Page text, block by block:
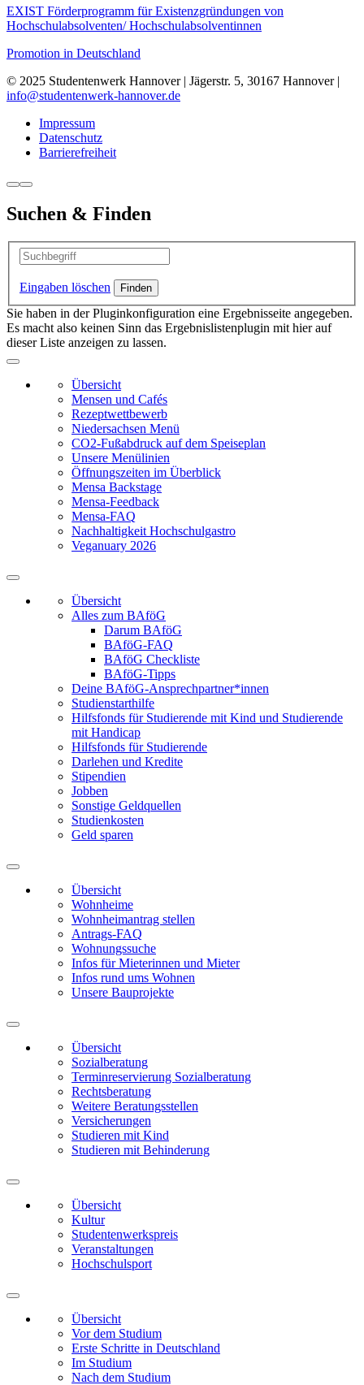
EXIST Förderprogramm für Existenzgründungen von
Hochschulabsolventen/ Hochschulabsolventinnen
Promotion in Deutschland
© 2025 Studentenwerk Hannover | Jägerstr. 5, 30167 Hannover |
info@studentenwerk-hannover.de
Impressum
Datenschutz
Barrierefreiheit
Suchen & Finden
Eingaben löschen
Sie haben in der Pluginkonfiguration eine Ergebnisseite angegeben.
Es macht also keinen Sinn das Ergebnislistenplugin mit hier auf
dieser Liste anzeigen zu lassen.
Übersicht
Mensen und Cafés
Rezeptwettbewerb
Niedersachsen Menü
CO2-Fußabdruck auf dem Speiseplan
Unsere Menülinien
Öffnungszeiten im Überblick
Mensa Backstage
Mensa-Feedback
Mensa-FAQ
Nachhaltigkeit Hochschulgastro
Veganuary 2026
Übersicht
Alles zum BAföG
Darum BAföG
BAföG-FAQ
BAföG Checkliste
BAföG-Tipps
Deine BAföG-Ansprechpartner*innen
Studienstarthilfe
Hilfsfonds für Studierende mit Kind und Studierende
mit Handicap
Hilfsfonds für Studierende
Darlehen und Kredite
Stipendien
Jobben
Sonstige Geldquellen
Studienkosten
Geld sparen
Übersicht
Wohnheime
Wohnheimantrag stellen
Antrags-FAQ
Wohnungssuche
Infos für Mieterinnen und Mieter
Infos rund ums Wohnen
Unsere Bauprojekte
Übersicht
Sozialberatung
Terminreservierung Sozialberatung
Rechtsberatung
Weitere Beratungsstellen
Versicherungen
Studieren mit Kind
Studieren mit Behinderung
Übersicht
Kultur
Studentenwerkspreis
Veranstaltungen
Hochschulsport
Übersicht
Vor dem Studium
Erste Schritte in Deutschland
Im Studium
Nach dem Studium